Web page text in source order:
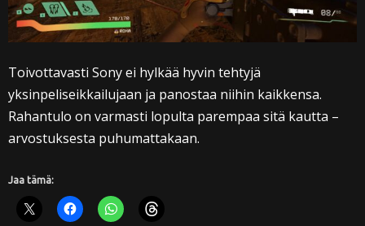
Toivottavasti Sony ei hylkää hyvin tehtyjä
yksinpeliseikkailujaan ja panostaa niihin kaikkensa.
Rahantulo on varmasti lopulta parempaa sitä kautta –
arvostuksesta puhumattakaan.
Jaa tämä: